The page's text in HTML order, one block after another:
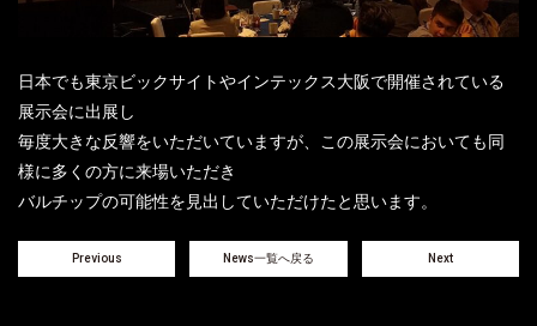
日本でも東京ビックサイトやインテックス大阪で開催されている
展示会に出展し
毎度大きな反響をいただいていますが、この展示会においても同
様に多くの方に来場いただき
バルチップの可能性を見出していただけたと思います。
Previous News一覧へ戻る Next